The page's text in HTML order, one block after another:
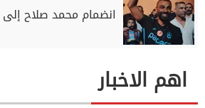
انضمام محمد صلاح
اهم الاخبار